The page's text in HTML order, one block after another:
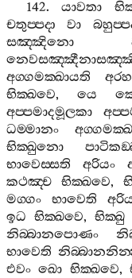
142.යාවතා
චතුප‍්පදා
වා
සඤ‍්ඤිනො
අග‍්ගමක‍්ඛායති
භික‍්ඛවෙ,යෙ
අප‍්පමාදමූලකා
ධම‍්මානං
භික‍්ඛුනො
භාවෙස‍්සති
අරියං
කථඤ‍්ච
භික‍්ඛවෙ,
මග‍්ගං
භාවෙති
ඉධ භික‍්ඛවෙ,භික‍්ඛු
නිබ‍්බානපොණං
භාවෙති
එවං ඛො භික‍්ඛවෙ,